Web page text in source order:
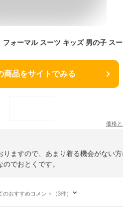
商品をサイトでみる
価格
ますので、あまり着る機会がない
でおとくです。
のおすすめコメント（3件）